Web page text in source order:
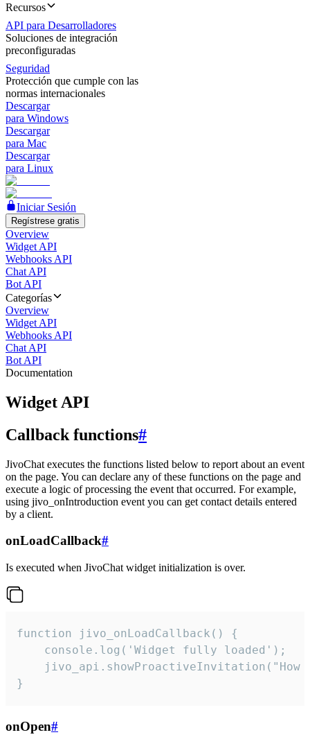
Recursos
API para Desarrolladores
Soluciones de integración
preconfiguradas
Seguridad
Protección que cumple con las
normas internacionales
Descargar
para Windows
Descargar
para Mac
Descargar
para Linux
Iniciar Sesión
Regístrese gratis
Overview
Widget API
Webhooks API
Chat API
Bot API
Categorías
Overview
Widget API
Webhooks API
Chat API
Bot API
Documentation
Widget API
Callback functions#
JivoChat executes the functions listed below to report about an event
on the page. You can declare any of these functions on the page and
execute a logic of processing the event that occurred. For example,
using jivo_onIntroduction event you can get contact details entered
by a client.
onLoadCallback#
Is executed when JivoChat widget initialization is over.
function jivo_onLoadCallback() {
    console.log('Widget fully loaded');
jivo_api.showProactiveInvitation("How
}
onOpen#